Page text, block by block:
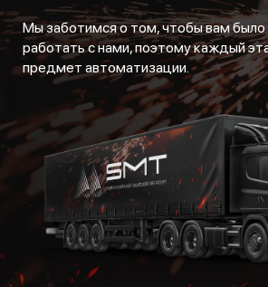
Мы заботимся о том, чтобы вам
работать с нами, поэтому каждый
предмет автоматизации.